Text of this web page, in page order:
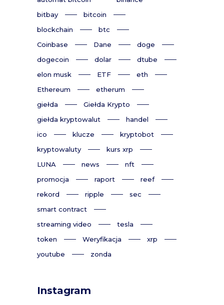
bitbay
bitcoin
blockchain
btc
Coinbase
Dane
doge
dogecoin
dolar
dtube
elon musk
ETF
eth
Ethereum
etherum
giełda
Giełda Krypto
giełda kryptowalut
handel
ico
klucze
kryptobot
kryptowaluty
kurs xrp
LUNA
news
nft
promocja
raport
reef
rekord
ripple
sec
smart contract
streaming video
tesla
token
Weryfikacja
xrp
youtube
zonda
Instagram